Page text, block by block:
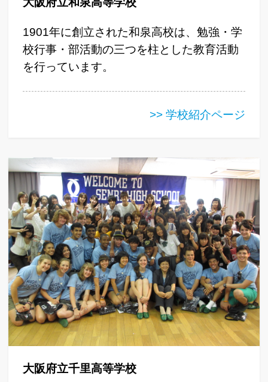
1901年に創立された和泉高校は、勉強・学
校行事・部活動の三つを柱とした教育活動
を行っています。
>> 学校紹介ページ
大阪府立千里高等学校